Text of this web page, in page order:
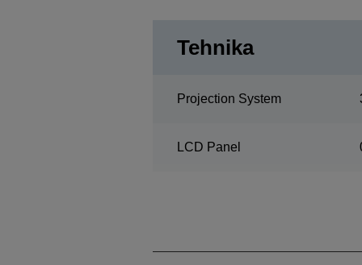
Tehnika
Projection System
LCD Panel